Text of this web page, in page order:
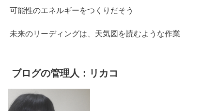
可能性のエネルギーをつくりだそう
未来のリーディングは、天気図を読むような作業
ブログの管理人：リカコ